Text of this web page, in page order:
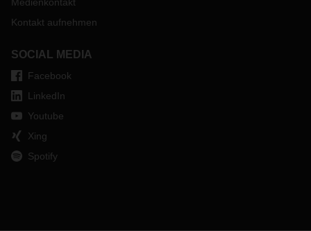
Medienkontakt
Kontakt aufnehmen
SOCIAL MEDIA
Facebook
LinkedIn
Youtube
Xing
Spotify